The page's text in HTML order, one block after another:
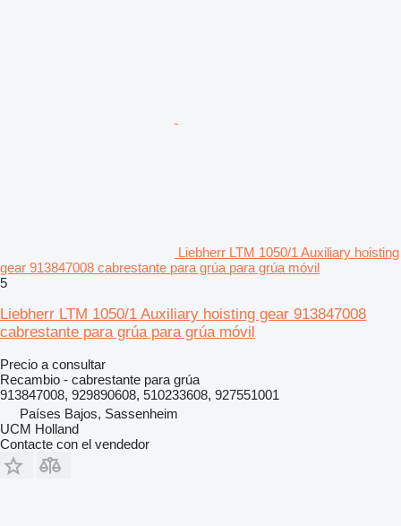
Liebherr LTM 1050/1 Auxiliary hoisting
gear 913847008 cabrestante para grúa para grúa móvil
5
Liebherr LTM 1050/1 Auxiliary hoisting gear 913847008
cabrestante para grúa para grúa móvil
Precio a consultar
Recambio - cabrestante para grúa
913847008, 929890608, 510233608, 927551001
Países Bajos, Sassenheim
UCM Holland
Contacte con el vendedor